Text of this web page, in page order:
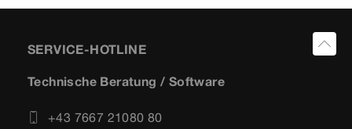
SERVICE-HOTLINE
Technische Beratung / Software
+43 7667 21080 80